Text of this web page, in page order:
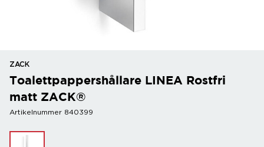
ZACK
Toalettpappershållare LINEA Rostfri
matt ZACK®
Artikelnummer 840399